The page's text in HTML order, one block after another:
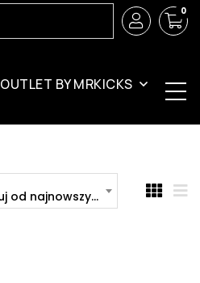
OUTLET BY MRKICKS
0
Sortuj od najnowszych